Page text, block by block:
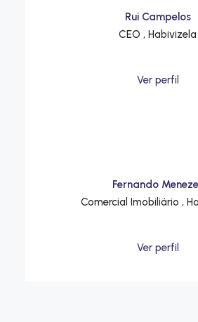
Rui Campelos
CEO , Habivizela
Ver perfil
Fernando
Comercial Imobiliário ,
Ver perfil